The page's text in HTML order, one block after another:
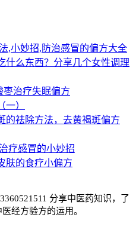
,小妙招,防治感冒的偏方大全
什么东西？分享几个女性调理
枣治疗失眠偏方
一）
的祛除方法，去黄褐斑偏方
疗感冒的小妙招
肤的食疗小偏方
分享中医药知识，了
经方验方的运用。